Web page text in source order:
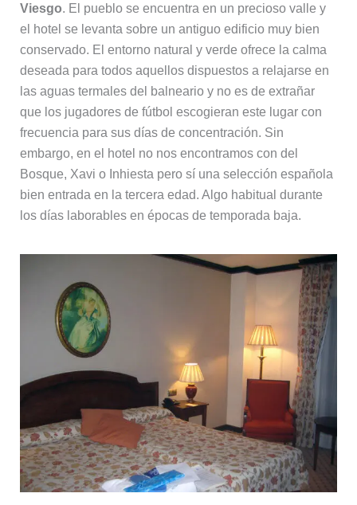
Viesgo. El pueblo se encuentra en un precioso valle y
el hotel se levanta sobre un antiguo edificio muy bien
conservado. El entorno natural y verde ofrece la calma
deseada para todos aquellos dispuestos a relajarse en
las aguas termales del balneario y no es de extrañar
que los jugadores de fútbol escogieran este lugar con
frecuencia para sus días de concentración. Sin
embargo, en el hotel no nos encontramos con del
Bosque, Xavi o Inhiesta pero sí una selección española
bien entrada en la tercera edad. Algo habitual durante
los días laborables en épocas de temporada baja.